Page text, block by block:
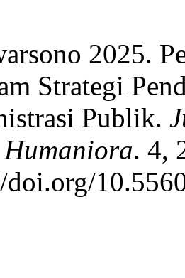
2025.
Strategi
Publik.
. 4,